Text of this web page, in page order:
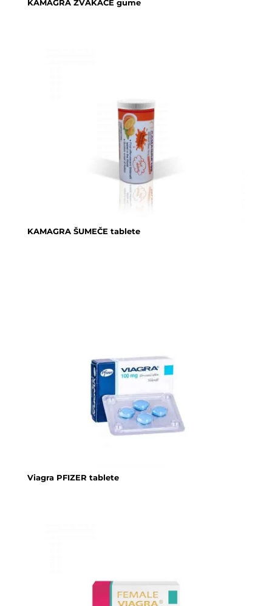
KAMAGRA ŽVAKAĆE gume
KAMAGRA ŠUMEČE tablete
Viagra PFIZER tablete